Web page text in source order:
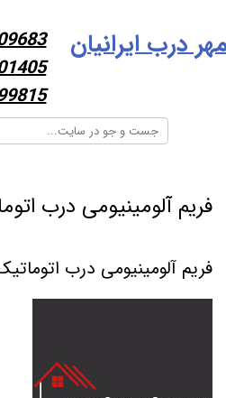
درب ایرانیان
فریم آلومینیومی درب
فریم آلومینیومی درب